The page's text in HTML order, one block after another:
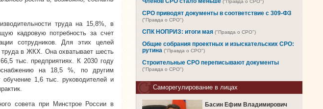
труда на 15,8%, в
кадровую потребность за счет
сотрудников. Для этих целей
труда в ЖКХ. Она охватывает шесть
тыс. предприятиях. К 2030 году
на 18,5 %, по другим
1,6 тыс. руководителей и
совета при Минстрое России в
("Правда о СРО")
СРО приводят документы в соответствие с 309-ФЗ
("Правда о СРО")
СПК НОПРИЗ: итоги мая ("Правда о СРО")
Общие собрания проектных и изыскательских СРО:
рутина ("Правда о СРО")
Строительные СРО переписывают документы
("Правда о СРО")
Саморегулирование в лицах
Басин Ефим Владимирович